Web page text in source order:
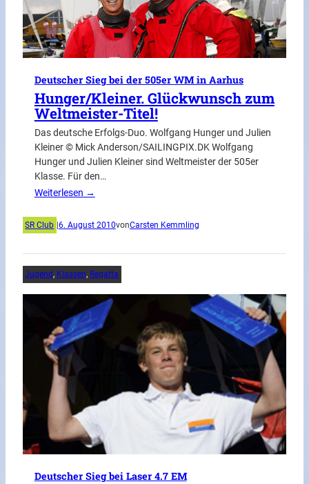
Deutscher Sieg bei der 505er WM in Aarhus
Hunger/Kleiner. Glückwunsch zum
Weltmeister-Titel!
Das deutsche Erfolgs-Duo. Wolfgang Hunger und Julien
Kleiner © Mick Anderson/SAILINGPIX.DK Wolfgang
Hunger und Julien Kleiner sind Weltmeister der 505er
Klasse. Für den…
Weiterlesen →
SR Club 6. August 2010vonCarsten Kemmling
Jugend, Klassen, Regatta
Deutscher Sieg bei Laser 4.7 EM